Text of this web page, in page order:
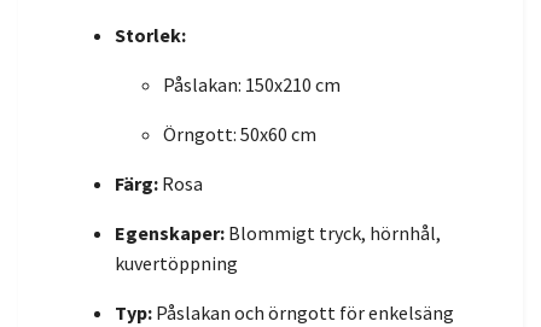
Storlek:
Påslakan: 150x210 cm
Örngott: 50x60 cm
Färg: Rosa
Egenskaper: Blommigt tryck, hörnhål,
kuvertöppning
Typ: Påslakan och örngott för enkelsäng